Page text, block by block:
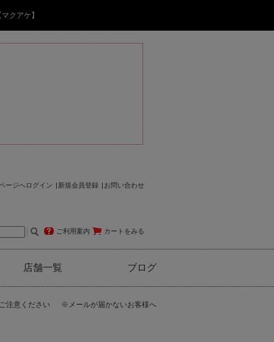
クアケ】
ージへログイン 新規会員登録 お問い合わせ
ご利用案内 カートをみる
店舗一覧 ブログ
注意ください ※メールが届かないお客様へ